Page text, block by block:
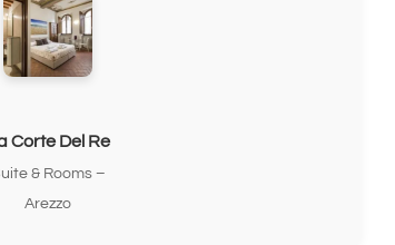
Corte Del Re
& Rooms –
Arezzo